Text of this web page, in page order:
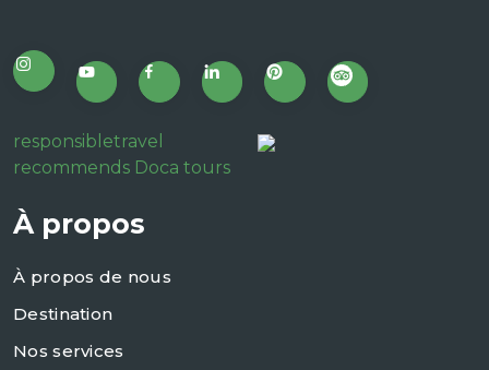
responsibletravel
recommends Doca tours
À propos
À propos de nous
Destination
Nos services